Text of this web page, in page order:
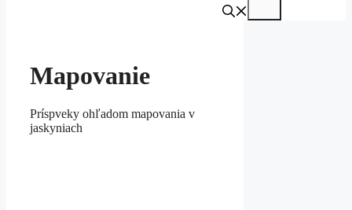
Mapovanie
Príspveky ohľadom mapovania v
jaskyniach